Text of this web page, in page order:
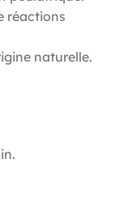
réactions
naturelle.